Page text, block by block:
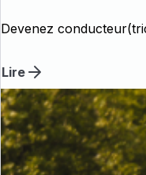
Devenez
Lire